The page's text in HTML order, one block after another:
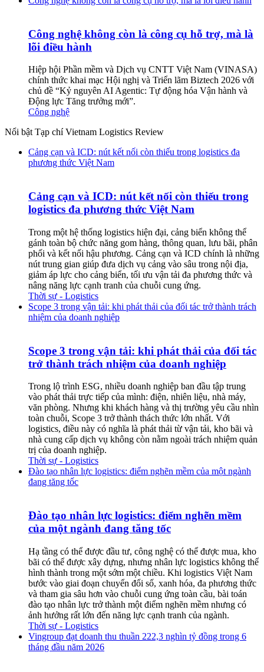
Công nghệ không còn là công cụ hỗ trợ, mà là
lõi điều hành
Hiệp hội Phần mềm và Dịch vụ CNTT Việt Nam (VINASA)
chính thức khai mạc Hội nghị và Triển lãm Biztech 2026 với
chủ đề “Kỷ nguyên AI Agentic: Tự động hóa Vận hành và
Động lực Tăng trưởng mới”.
Công nghệ
Nổi bật Tạp chí Vietnam Logistics Review
Cảng cạn và ICD: nút kết nối còn thiếu trong logistics đa
phương thức Việt Nam
Cảng cạn và ICD: nút kết nối còn thiếu trong
logistics đa phương thức Việt Nam
Trong một hệ thống logistics hiện đại, cảng biển không thể
gánh toàn bộ chức năng gom hàng, thông quan, lưu bãi, phân
phối và kết nối hậu phương. Cảng cạn và ICD chính là những
nút trung gian giúp đưa dịch vụ cảng vào sâu trong nội địa,
giảm áp lực cho cảng biển, tối ưu vận tải đa phương thức và
nâng năng lực cạnh tranh của chuỗi cung ứng.
Thời sự - Logistics
Scope 3 trong vận tải: khi phát thải của đối tác trở thành trách
nhiệm của doanh nghiệp
Scope 3 trong vận tải: khi phát thải của đối tác
trở thành trách nhiệm của doanh nghiệp
Trong lộ trình ESG, nhiều doanh nghiệp ban đầu tập trung
vào phát thải trực tiếp của mình: điện, nhiên liệu, nhà máy,
văn phòng. Nhưng khi khách hàng và thị trường yêu cầu nhìn
toàn chuỗi, Scope 3 trở thành thách thức lớn nhất. Với
logistics, điều này có nghĩa là phát thải từ vận tải, kho bãi và
nhà cung cấp dịch vụ không còn nằm ngoài trách nhiệm quản
trị của doanh nghiệp.
Thời sự - Logistics
Đào tạo nhân lực logistics: điểm nghẽn mềm của một ngành
đang tăng tốc
Đào tạo nhân lực logistics: điểm nghẽn mềm
của một ngành đang tăng tốc
Hạ tầng có thể được đầu tư, công nghệ có thể được mua, kho
bãi có thể được xây dựng, nhưng nhân lực logistics không thể
hình thành trong một sớm một chiều. Khi logistics Việt Nam
bước vào giai đoạn chuyển đổi số, xanh hóa, đa phương thức
và tham gia sâu hơn vào chuỗi cung ứng toàn cầu, bài toán
đào tạo nhân lực trở thành một điểm nghẽn mềm nhưng có
ảnh hưởng rất lớn đến năng lực cạnh tranh của ngành.
Thời sự - Logistics
Vingroup đạt doanh thu thuần 222,3 nghìn tỷ đồng trong 6
tháng đầu năm 2026